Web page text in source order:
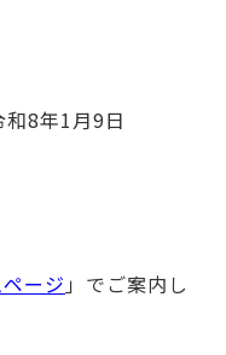
8年1月9日
ージ 」でご案内し